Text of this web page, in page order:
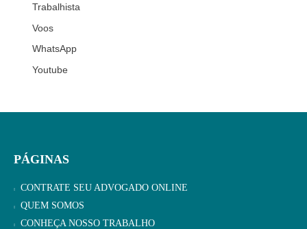
Trabalhista
Voos
WhatsApp
Youtube
PÁGINAS
CONTRATE SEU ADVOGADO ONLINE
QUEM SOMOS
CONHEÇA NOSSO TRABALHO